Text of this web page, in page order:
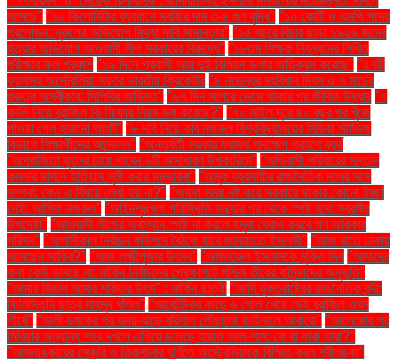
আসছে" "১০ কিলোমিটার ব্যবধানে সবজির দাম ৩-৪ গুণ বৃদ্ধি" "১০ কোটি ও এমপি পদের
প্রলোভন: নুরুলের অভিযোগ মিথ্যা দাবি সামান্তার" "১৫ বছরে বিচার ছাড়া ১৯২৬ জনের
হত্যার অভিযোগ আওয়ামী লীগ সরকারের বিরুদ্ধে" "১৮তম শিক্ষক নিবন্ধনের লিখিত
পরীক্ষার ফল প্রকাশ "১৯ দিনে প্রবাসী আয় দুই বিলিয়ন ডলার অতিক্রম করেছে" "২৭টি
ব্যাগসহ অস্ট্রেলিয়া সফরে ভারতীয় ক্রিকেটার "৪ নভেম্বর সংবিধান দিবস ও ৭ মার্চের
গুরুত্ব অস্বীকার: সিপিবির অভিমত" "৬৭ দিন সাগরে ভেসে থাকার পর জীবিত উদ্ধার "৭
বদলি নিয়ে ব্রাজিল কি ফিফার নিয়ম ভঙ্গ করেছে?" "৭০ মাইল দূরে ৪০ বছর পর খুঁজে
পাওয়া গেল হারানো আংটি" "৮ দবি নিয়ে কবি নজরুল বিশ্ববিদ্যালয়ের মিডিয়া স্টাডিজ
বিভাগে শিক্ষার্থীদের আন্দোলন" "অন্তর্বর্তী সরকার যথাযথ পদক্ষেপ গ্রহণে ব্যর্থ
"অপরাজিতা ফুলের চায়ে পাবেন ৬টি অসাধারণ উপকারিতা" "অভিবাসী পরিবারের সন্তান
কমলার সামনে ইতিহাস সৃষ্টি করার সম্ভাবনা" "অমুক ব্যবসায়ীর রাজনৈতিক দলের সঙ্গে
সম্পর্ক: কেন এ বিষয়ে লেখা হয় না?" "অযথা সময় নষ্ট করে সরকারে থাকার কোনো ইচ্ছা
নেই: আসিফ নজরুল" "আইনশৃঙ্খলা পরিস্থিতি সন্ধ্যার পর থেকে স্পষ্ট হবে: স্বরাষ্ট্র
উপদেষ্টা" "আওয়ামী লীগের অবস্থান স্পষ্ট না করলে যমুনা ঘেরাও করবে গণ অধিকার
পরিষদ" "আগামীকাল নির্বাচন কমিশনে বৈঠকে যাবে জামায়াতে ইসলামী" "আজ রাতে ঢাকায়
আসছেন সাকিব?" "আজ লক্ষ্মীপূজার উৎসব" "আজহারুল ইসলামকে মুক্তি দিন "আমাদের
কথা কেউ ভাবছে না: মার্কিন নির্বাচনের প্রেক্ষাপটে পশ্চিম তীরের বাসিন্দাদের অনুভূতি"
"আমার হিজাব আমার শক্তির উৎস" : মার্কিন ছাত্রী "আমি যুক্তরাষ্ট্রের রাজনৈতিক বন্দী:
ফিলিস্তিনি ছাত্র মাহমুদ খলিল" "আর্জেন্টিনার কাছে ৬ গোল খেয়ে সেই ব্রাজিল এখন
শীর্ষে" "আলী-চমকের পর হৃদয়-ঝড়ে বরিশাল পৌঁছালো ফাইনালে আবারো" "আলেপ্পোর পর
সিরিয়ার অন্যান্য শহর দখলে এগিয়ে চলেছে হায়াত আল-শাম: কে বা কারা তারা?"
"আসলাঙ্কারের সেঞ্চুরি ও তিকশানার ঘূর্ণিতে অস্ট্রেলিয়াকে বিস্মিত করল শ্রীলঙ্কা"